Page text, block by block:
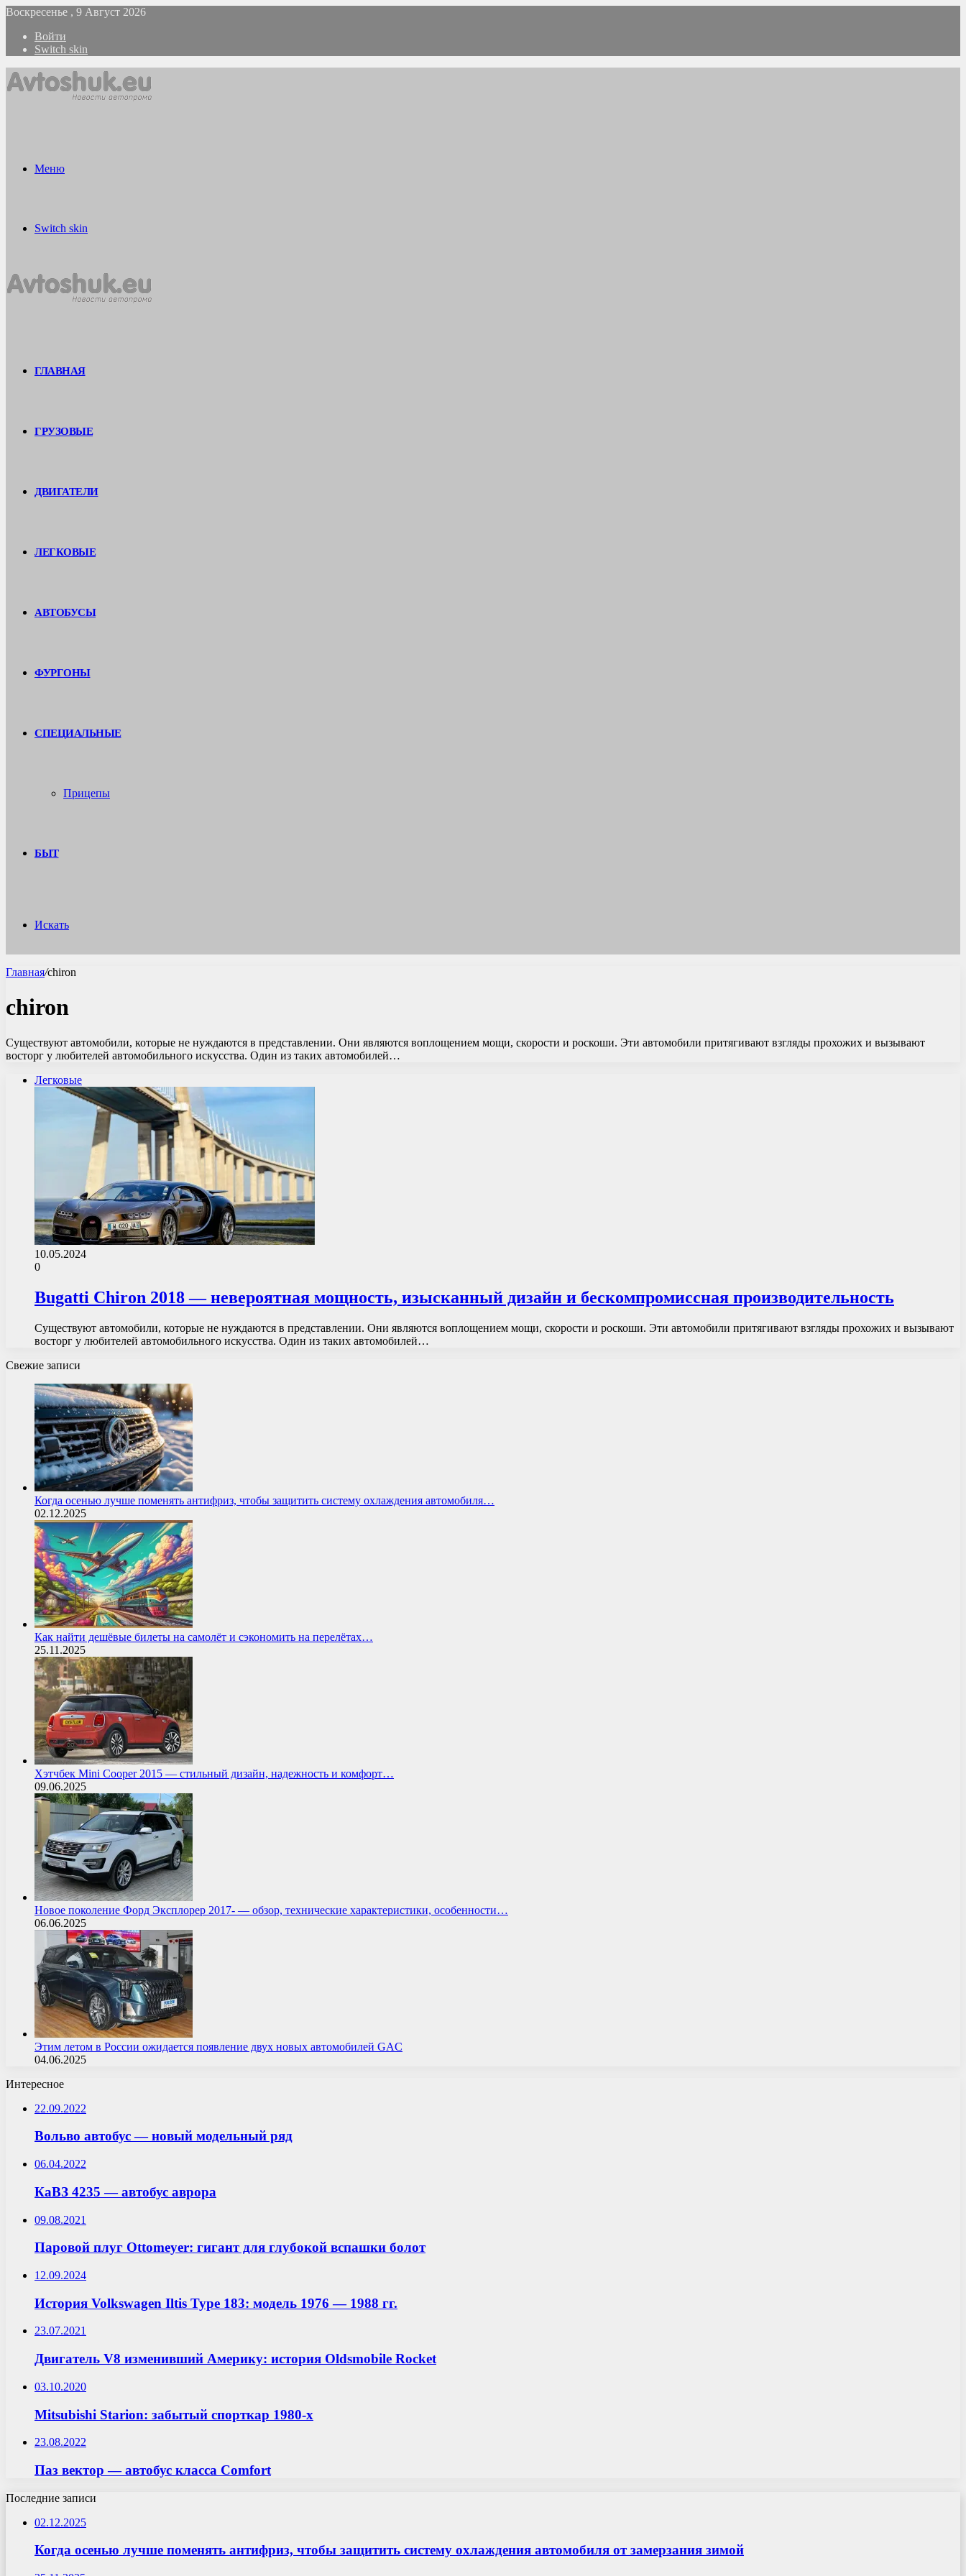
Воскресенье , 9 Август 2026
Войти
Switch skin
Меню
Switch skin
ГЛАВНАЯ
ГРУЗОВЫЕ
ДВИГАТЕЛИ
ЛЕГКОВЫЕ
АВТОБУСЫ
ФУРГОНЫ
СПЕЦИАЛЬНЫЕ
Прицепы
БЫТ
Искать
Главная/chiron
chiron
Существуют автомобили, которые не нуждаются в представлении. Они являются воплощением мощи, скорости и роскоши. Эти автомобили притягивают взгляды прохожих и вызывают
восторг у любителей автомобильного искусства. Один из таких автомобилей…
Легковые
10.05.2024
0
Bugatti Chiron 2018 — невероятная мощность, изысканный дизайн и бескомпромиссная производительность
Существуют автомобили, которые не нуждаются в представлении. Они являются воплощением мощи, скорости и роскоши. Эти автомобили притягивают взгляды прохожих и вызывают
восторг у любителей автомобильного искусства. Один из таких автомобилей…
Свежие записи
Когда осенью лучше поменять антифриз, чтобы защитить систему охлаждения автомобиля…
02.12.2025
Как найти дешёвые билеты на самолёт и сэкономить на перелётах…
25.11.2025
Хэтчбек Mini Cooper 2015 — стильный дизайн, надежность и комфорт…
09.06.2025
Новое поколение Форд Эксплорер 2017- — обзор, технические характеристики, особенности…
06.06.2025
Этим летом в России ожидается появление двух новых автомобилей GAC
04.06.2025
Интересное
22.09.2022
Вольво автобус — новый модельный ряд
06.04.2022
КаВЗ 4235 — автобус аврора
09.08.2021
Паровой плуг Ottomeyer: гигант для глубокой вспашки болот
12.09.2024
История Volkswagen Iltis Type 183: модель 1976 — 1988 гг.
23.07.2021
Двигатель V8 изменивший Америку: история Oldsmobile Rocket
03.10.2020
Mitsubishi Starion: забытый спорткар 1980-х
23.08.2022
Паз вектор — автобус класса Comfort
Последние записи
02.12.2025
Когда осенью лучше поменять антифриз, чтобы защитить систему охлаждения автомобиля от замерзания зимой